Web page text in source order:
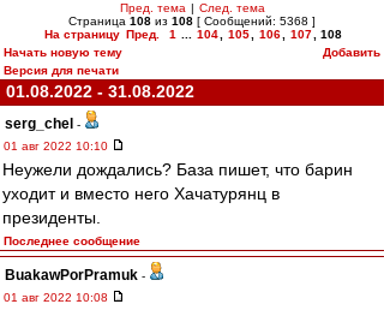
Пред. тема | След. тема
Страница 108 из 108 [ Сообщений: 5368 ]
На страницу Пред. 1 104 105 106 107
108
Начать новую тему
Добавить
Версия для печати
01.08.2022 - 31.08.2022
serg_chel -
01 авг 2022 10:10
Неужели дождались? База пишет, что барин
уходит и вместо него Хачатурянц в
президенты.
Последнее сообщение
BuakawPorPramuk -
01 авг 2022 10:08